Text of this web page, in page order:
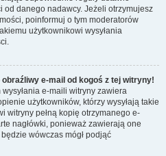
danego nadawcy. Jeżeli otrzymujesz
poinformuj o tym moderatorów
użytkownikowi wysyłania
e-mail od kogoś z tej witryny!
e-maili witryny zawiera
użytkowników, którzy wysyłają takie
witryny pełną kopię otrzymanego e-
nagłówki, ponieważ zawierają one
wówczas mógł podjąć